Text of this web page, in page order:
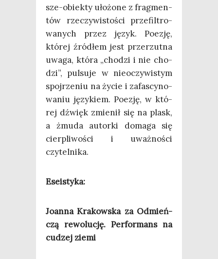
sze-obiek­ty uło­żo­ne z frag­men­
tów rze­czy­wi­sto­ści prze­fil­tro­
wa­nych przez język. Poezję,
któ­rej źró­dłem jest prze­rzut­na
uwa­ga, któ­ra „cho­dzi i nie cho­
dzi”, pul­su­je w nie­oczy­wi­stym
spoj­rze­niu na życie i zafa­scy­no­
wa­niu języ­kiem. Poezję, w któ­
rej dźwięk zmie­nił się na plask,
a żmu­da autor­ki doma­ga się
cier­pli­wo­ści i uważ­no­ści
czytelnika.
Ese­isty­ka:
Joan­na Kra­kow­ska za Odmień­
czą rewo­lu­cję. Per­for­mans na
cudzej ziemi